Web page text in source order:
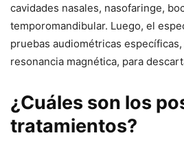
cavidades nasales, nasofaringe,
temporomandibular. Luego, el
pruebas audiométricas
resonancia magnética, para
¿Cuáles son los
tratamientos?